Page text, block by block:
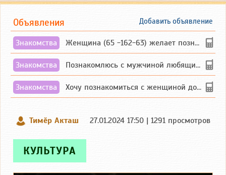
Добавить объявление
Объявления
Знакомства Женщина (65 -162-63) желает познакомиться с одиноким, добродушным, без вредных ...
Знакомства Познакомлюсь с мужчиной любящим танцевать и петь на родном чувашском языке
Знакомства Хочу познакомиться с женщиной до 55 лет чувашской или русской национальности дл...
Тимӗр Акташ 27.01.2024 17:50 | 1291 просмотров
КУЛЬТУРА